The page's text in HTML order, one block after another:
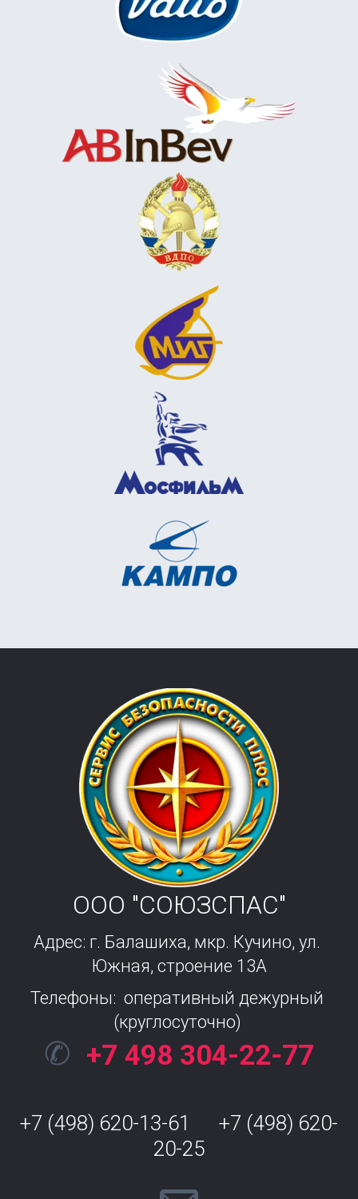
ООО "СОЮЗСПАС"
Адрес: г. Балашиха, мкр. Кучино, ул.
Южная, строение 13А
Телефоны:  оперативный дежурный
(круглосуточно)
✆ +7 498 304-22-77
+7 (498) 620-13-61      +7 (498) 620-
20-25